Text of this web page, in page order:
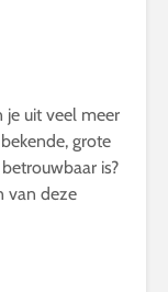
je uit veel meer
grote
is?
van deze